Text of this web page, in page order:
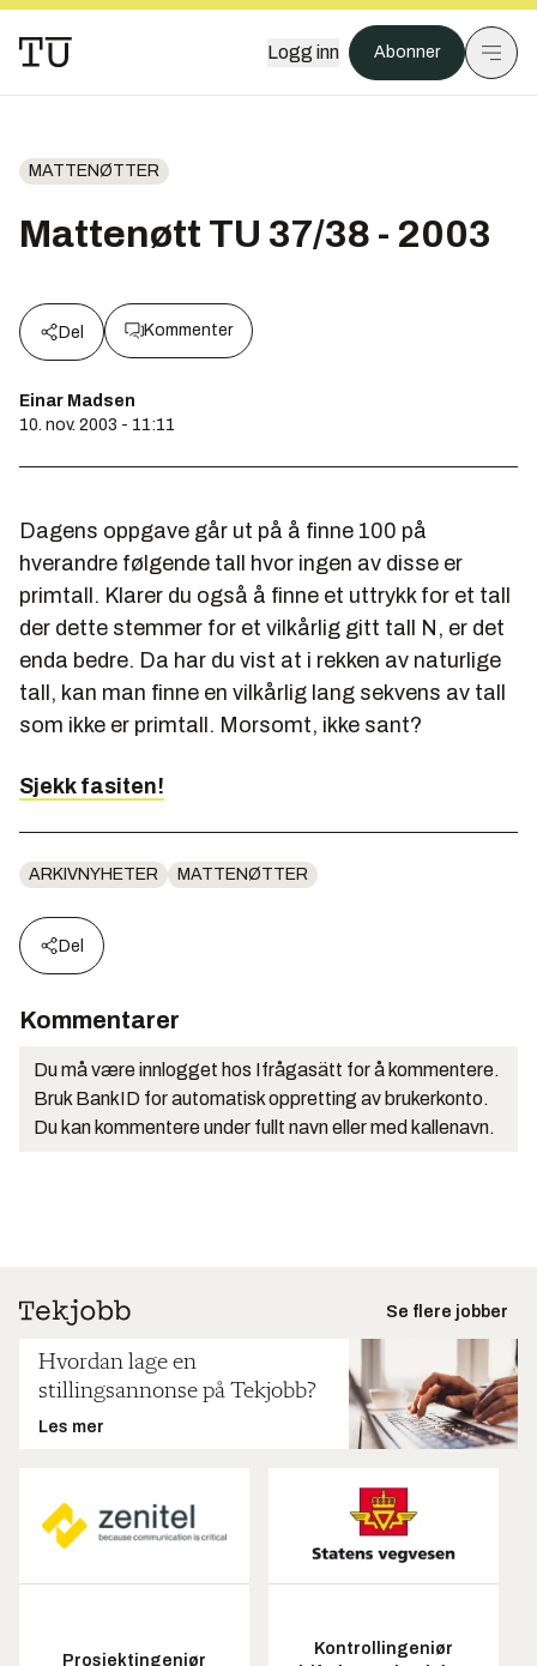
Logg inn Abonner
MATTENØTTER
Mattenøtt TU 37/38 - 2003
Del Kommenter
Einar Madsen
10. nov. 2003 - 11:11
Dagens oppgave går ut på å finne 100 på
hverandre følgende tall hvor ingen av disse er
primtall. Klarer du også å finne et uttrykk for et tall
der dette stemmer for et vilkårlig gitt tall N, er det
enda bedre. Da har du vist at i rekken av naturlige
tall, kan man finne en vilkårlig lang sekvens av tall
som ikke er primtall. Morsomt, ikke sant?
Sjekk fasiten!
ARKIVNYHETER MATTENØTTER
Del
Kommentarer
Du må være innlogget hos Ifrågasätt for å kommentere.
Bruk BankID for automatisk oppretting av brukerkonto.
Du kan kommentere under fullt navn eller med kallenavn.
Se flere jobber
Hvordan lage en
stillingsannonse på Tekjobb?
Les mer
Prosjektingeniør
Kontrollingeniør